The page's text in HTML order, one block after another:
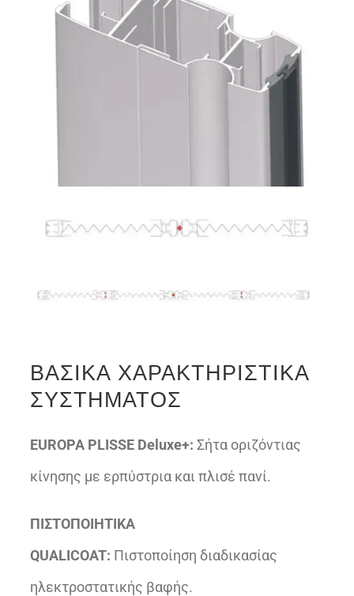
ΒΑΣΙΚΑ ΧΑΡΑΚΤΗΡΙΣΤΙΚΑ
ΣΥΣΤΗΜΑΤΟΣ
EUROPA PLISSE Deluxe+: Σήτα οριζόντιας
κίνησης με ερπύστρια και πλισέ πανί.
ΠΙΣΤΟΠΟΙΗΤΙΚΑ
QUALICOAT: Πιστοποίηση διαδικασίας
ηλεκτροστατικής βαφής.